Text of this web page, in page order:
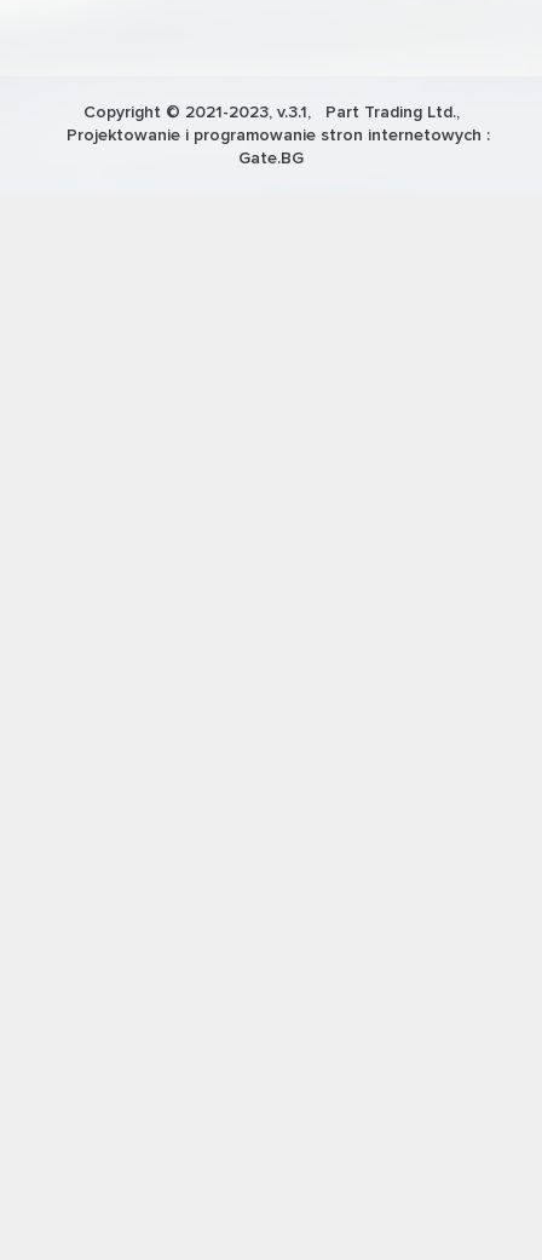
Copyright © 2021-2023, v.3.1, Part Trading Ltd.,
Projektowanie i programowanie stron internetowych :
Gate.BG